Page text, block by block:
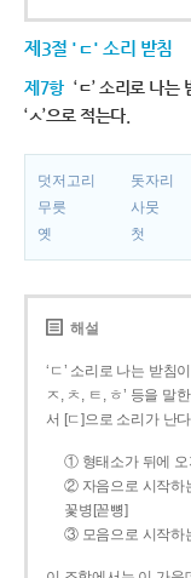
제3절 'ㄷ' 소리 받침
제7항 ‘ㄷ’ 소리로 나는
‘ㅅ’으로 적는다.
덧저고리 돗자리
무릇
사뭇
옛
첫
해설
‘ㄷ’ 소리로 나는 받침
ㅈ, ㅊ, ㅌ, ㅎ’ 등을 말
서 [ㄷ]으로 소리가 난
① 형태소가 뒤에 오
② 자음으로 시작하
꽃병[꼳뼝]
③ 모음으로 시작하